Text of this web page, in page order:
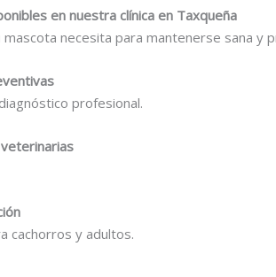
en nuestra clínica en Taxqueña
necesita para mantenerse sana y
profesional.
cachorros y adultos.